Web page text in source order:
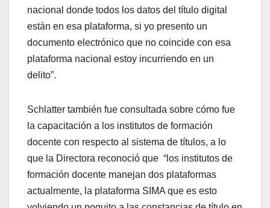
nacional donde todos los datos del título digital
están en esa plataforma, si yo presento un
documento electrónico que no coincide con esa
plataforma nacional estoy incurriendo en un
delito”.
Schlatter también fue consultada sobre cómo fue
la capacitación a los institutos de formación
docente con respecto al sistema de títulos, a lo
que la Directora reconoció que “los institutos de
formación docente manejan dos plataformas
actualmente, la plataforma SIMA que es esto